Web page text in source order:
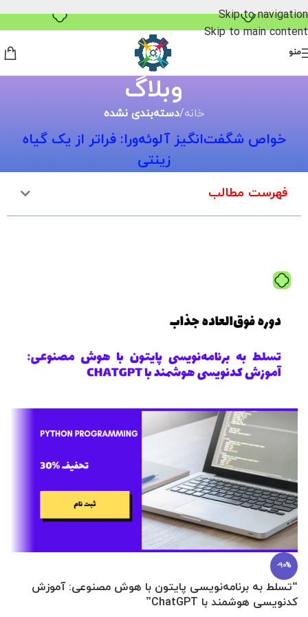
Skip to navigation
Skip to main content
منو
وبلاگ
خانه/دسته‌بندی نشده
خواص شگفت‌انگیز آلوئه‌ورا: فراتر از یک گیاه
زینتی
فهرست مطالب
-90%
“تسلط به برنامه‌نویسی پایتون با هوش مصنوعی: آموزش
کدنویسی هوشمند با ChatGPT”